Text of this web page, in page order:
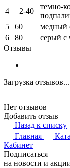
4
+2-40
темно-
5
60
медный
6
80
серый с
Отзывы
Загрузка отзывов...
Нет отзывов
Добавить отзыв
Назад к списку
Главная
Кабинет
Подписаться
на новости и акции